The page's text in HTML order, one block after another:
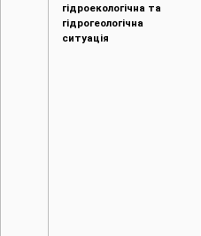
гідроекологічна та
гідрогеологічна
ситуація